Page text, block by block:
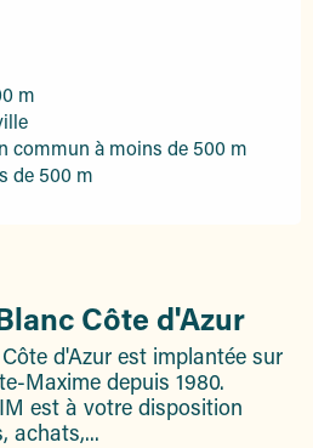
m
commun à moins de 500 m
de 500 m
Côte d'Azur
d'Azur est implantée sur
Maxime depuis 1980.
est à votre disposition
achats,...